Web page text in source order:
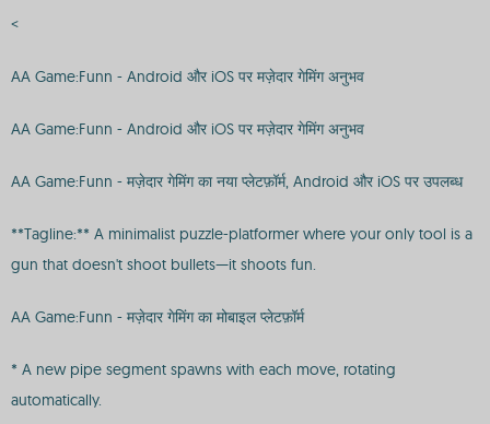
<
AA Game:Funn - Android और iOS पर मज़ेदार गेमिंग अनुभव
AA Game:Funn - Android और iOS पर मज़ेदार गेमिंग अनुभव
AA Game:Funn - मज़ेदार गेमिंग का नया प्लेटफ़ॉर्म, Android और iOS पर उपलब्ध
**Tagline:** A minimalist puzzle-platformer where your only tool is a
gun that doesn't shoot bullets—it shoots fun.
AA Game:Funn - मज़ेदार गेमिंग का मोबाइल प्लेटफ़ॉर्म
* A new pipe segment spawns with each move, rotating
automatically.